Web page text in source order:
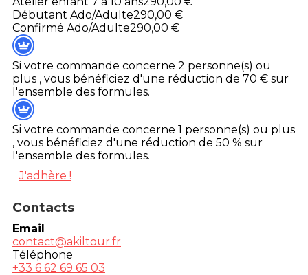
Débutant Ado/Adulte290,00 €
Confirmé Ado/Adulte290,00 €
Si votre commande concerne 2 personne(s) ou
plus , vous bénéficiez d'une réduction de 70 € sur
l'ensemble des formules.
Si votre commande concerne 1 personne(s) ou plus
, vous bénéficiez d'une réduction de 50 % sur
l'ensemble des formules.
J'adhère !
Contacts
Email
contact@akiltour.fr
Téléphone
+33 6 62 69 65 03